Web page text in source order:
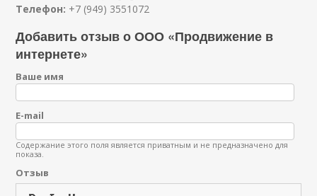
Телефон: +7 (949) 3551072
Добавить отзыв о ООО «Продвижение в
интернете»
Ваше имя
E-mail
Содержание этого поля является приватным и не предназначено для
показа.
Отзыв